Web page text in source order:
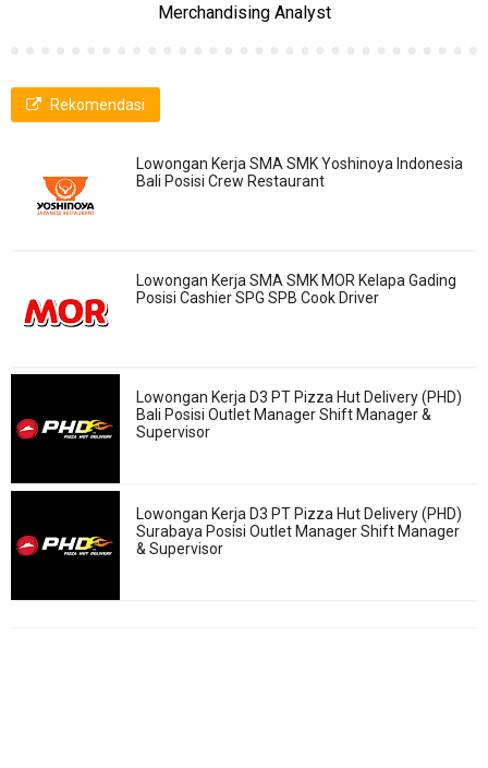
Merchandising Analyst
Rekomendasi
Lowongan Kerja SMA SMK Yoshinoya Indonesia
Bali Posisi Crew Restaurant
Lowongan Kerja SMA SMK MOR Kelapa Gading
Posisi Cashier SPG SPB Cook Driver
Lowongan Kerja D3 PT Pizza Hut Delivery (PHD)
Bali Posisi Outlet Manager Shift Manager &
Supervisor
Lowongan Kerja D3 PT Pizza Hut Delivery (PHD)
Surabaya Posisi Outlet Manager Shift Manager
& Supervisor